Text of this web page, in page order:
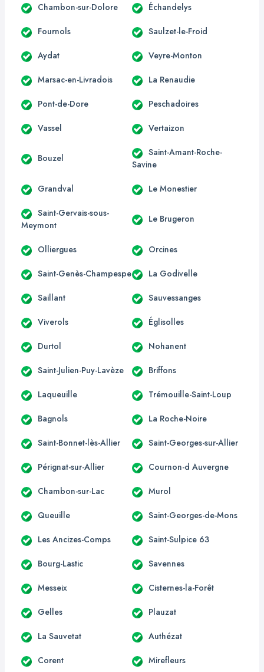
Chambon-sur-Dolore Échandelys
Fournols Saulzet-le-Froid
Aydat Veyre-Monton
Marsac-en-Livradois La Renaudie
Pont-de-Dore Peschadoires
Vassel Vertaizon
Bouzel
Saint-Amant-Roche-
Savine
Grandval Le Monestier
Saint-Gervais-sous-
Meymont
Le Brugeron
Olliergues Orcines
Saint-Genès-Champespe La Godivelle
Saillant Sauvessanges
Viverols Églisolles
Durtol Nohanent
Saint-Julien-Puy-Lavèze Briffons
Laqueuille Trémouille-Saint-Loup
Bagnols La Roche-Noire
Saint-Bonnet-lès-Allier Saint-Georges-sur-Allier
Pérignat-sur-Allier Cournon-d Auvergne
Chambon-sur-Lac Murol
Queuille Saint-Georges-de-Mons
Les Ancizes-Comps Saint-Sulpice 63
Bourg-Lastic Savennes
Messeix Cisternes-la-Forêt
Gelles Plauzat
La Sauvetat Authézat
Corent Mirefleurs